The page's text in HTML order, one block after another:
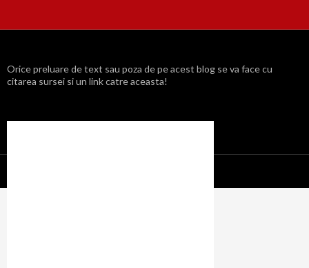
Orice preluare de text sau poza de pe acest blog se va face cu
citarea sursei si un link catre aceasta!